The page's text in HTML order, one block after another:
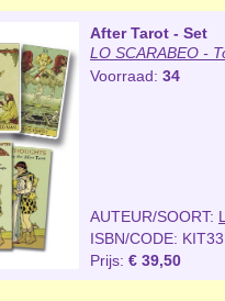
After Tarot - Set
LO SCARABEO -
Voorraad: 34
AUTEUR/SOORT:
ISBN/CODE: KIT33
Prijs: € 39,50